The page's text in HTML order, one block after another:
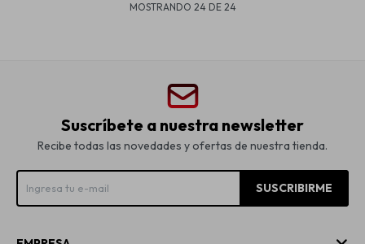
MOSTRANDO 24 DE 24
Suscríbete a nuestra newsletter
Recibe todas las novedades y ofertas de nuestra tienda.
SUSCRIBIRME